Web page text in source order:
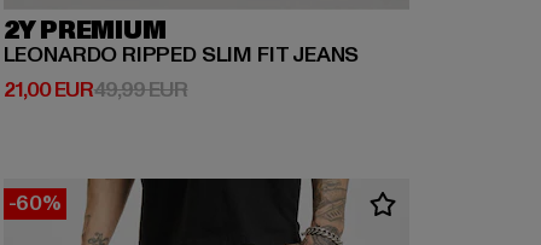
2Y PREMIUM
LEONARDO RIPPED SLIM FIT JEANS
21,00 EUR
Prix courant: 21,00 EUR
49,99 EURPrix en promotion: 49,99 EUR
-60%